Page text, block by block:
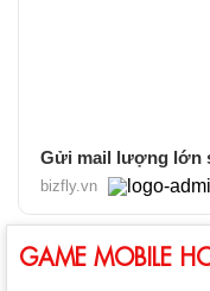
Gửi mail lượng lớn
bizfly.vn
GAME MOBILE